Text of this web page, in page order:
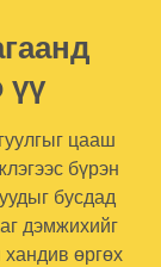
үү
цааш
бүрэн
бусдад
дэмжихийг
хандив өргөх